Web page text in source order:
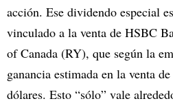
acción. Ese dividendo especial
vinculado a la venta de HSBC
of Canada (RY), que según la
ganancia estimada en la venta
dólares. Esto “sólo” vale